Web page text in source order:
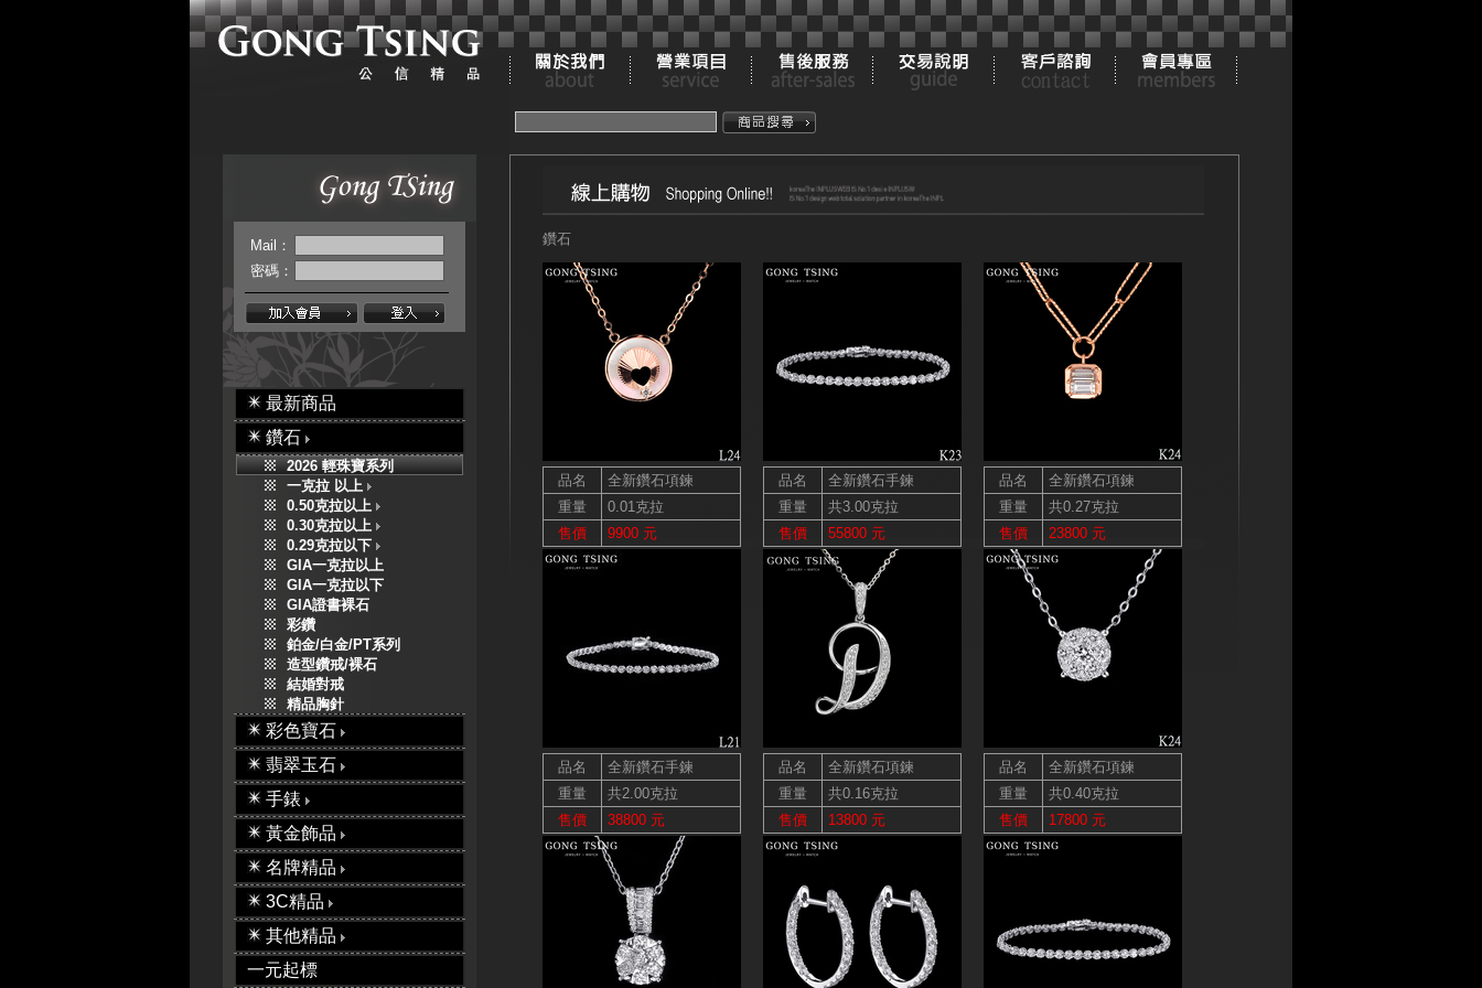
Mail：
密碼：
最新商品
鑽石
2026 輕珠寶系列
一克拉 以上
0.50克拉以上
0.30克拉以上
0.29克拉以下
GIA一克拉以上
GIA一克拉以下
GIA證書裸石
彩鑽
鉑金/白金/PT系列
造型鑽戒/裸石
結婚對戒
精品胸針
彩色寶石
翡翠玉石
手錶
黃金飾品
名牌精品
3C精品
其他精品
一元起標
鑽石
品名
全新鑽石項鍊
重量
0.01克拉
售價
9900 元
品名
全新鑽石手鍊
重量
共3.00克拉
售價
55800 元
品名
全新鑽石項鍊
重量
共0.27克拉
售價
23800 元
品名
全新鑽石手鍊
重量
共2.00克拉
售價
38800 元
品名
全新鑽石項鍊
重量
共0.16克拉
售價
13800 元
品名
全新鑽石項鍊
重量
共0.40克拉
售價
17800 元